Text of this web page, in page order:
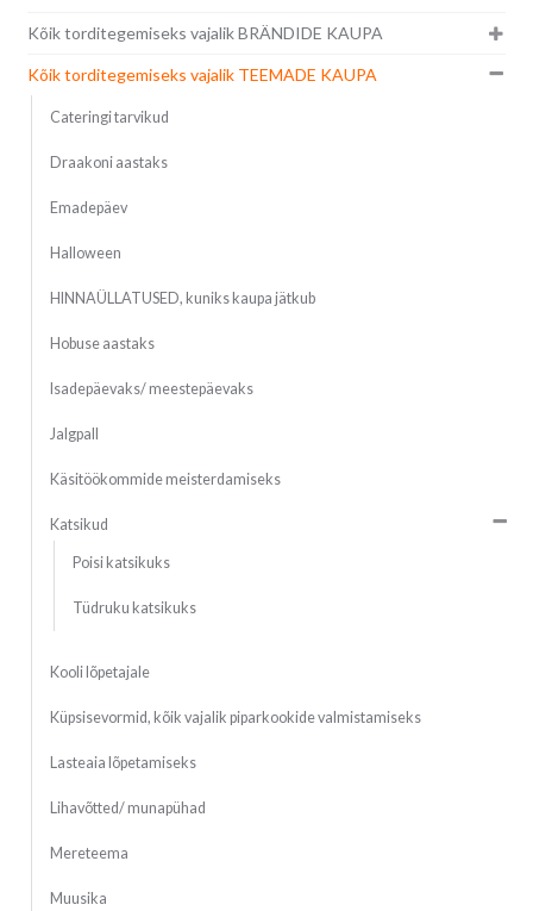
Kõik torditegemiseks vajalik BRÄNDIDE KAUPA
Kõik torditegemiseks vajalik TEEMADE KAUPA
Cateringi tarvikud
Draakoni aastaks
Emadepäev
Halloween
HINNAÜLLATUSED, kuniks kaupa jätkub
Hobuse aastaks
Isadepäevaks/ meestepäevaks
Jalgpall
Käsitöökommide meisterdamiseks
Katsikud
Poisi katsikuks
Tüdruku katsikuks
Kooli lõpetajale
Küpsisevormid, kõik vajalik piparkookide valmistamiseks
Lasteaia lõpetamiseks
Lihavõtted/ munapühad
Mereteema
Muusika